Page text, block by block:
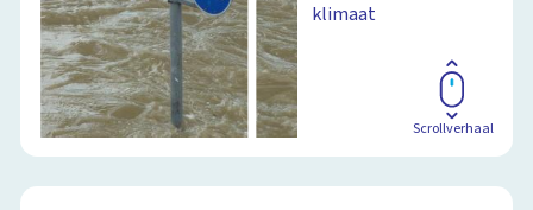
klimaat
Scrollverhaal